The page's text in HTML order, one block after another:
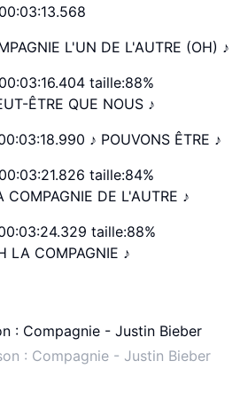
L'UN DE L'AUTRE (OH) ♪
taille:88%
ÊTRE QUE NOUS ♪
♪ POUVONS ÊTRE ♪
taille:84%
DE L'AUTRE ♪
taille:88%
LA COMPAGNIE ♪
: Compagnie - Justin Bieber